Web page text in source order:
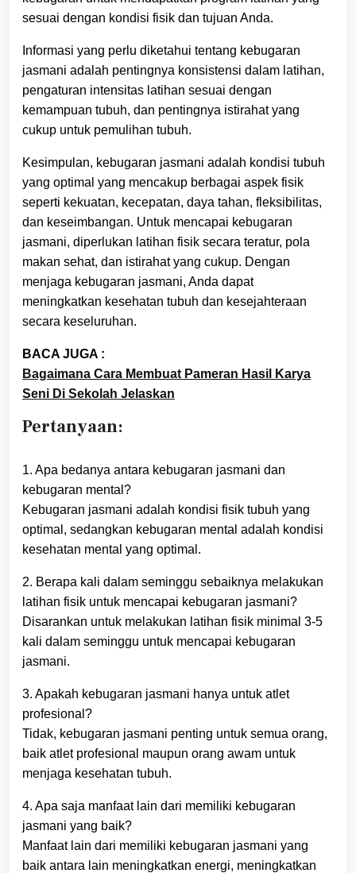
sesuai dengan kondisi fisik dan tujuan Anda.
Informasi yang perlu diketahui tentang kebugaran
jasmani adalah pentingnya konsistensi dalam latihan,
pengaturan intensitas latihan sesuai dengan
kemampuan tubuh, dan pentingnya istirahat yang
cukup untuk pemulihan tubuh.
Kesimpulan, kebugaran jasmani adalah kondisi tubuh
yang optimal yang mencakup berbagai aspek fisik
seperti kekuatan, kecepatan, daya tahan, fleksibilitas,
dan keseimbangan. Untuk mencapai kebugaran
jasmani, diperlukan latihan fisik secara teratur, pola
makan sehat, dan istirahat yang cukup. Dengan
menjaga kebugaran jasmani, Anda dapat
meningkatkan kesehatan tubuh dan kesejahteraan
secara keseluruhan.
BACA JUGA :
Bagaimana Cara Membuat Pameran Hasil Karya
Seni Di Sekolah Jelaskan
Pertanyaan:
1. Apa bedanya antara kebugaran jasmani dan
kebugaran mental?
Kebugaran jasmani adalah kondisi fisik tubuh yang
optimal, sedangkan kebugaran mental adalah kondisi
kesehatan mental yang optimal.
2. Berapa kali dalam seminggu sebaiknya melakukan
latihan fisik untuk mencapai kebugaran jasmani?
Disarankan untuk melakukan latihan fisik minimal 3-5
kali dalam seminggu untuk mencapai kebugaran
jasmani.
3. Apakah kebugaran jasmani hanya untuk atlet
profesional?
Tidak, kebugaran jasmani penting untuk semua orang,
baik atlet profesional maupun orang awam untuk
menjaga kesehatan tubuh.
4. Apa saja manfaat lain dari memiliki kebugaran
jasmani yang baik?
Manfaat lain dari memiliki kebugaran jasmani yang
baik antara lain meningkatkan energi, meningkatkan